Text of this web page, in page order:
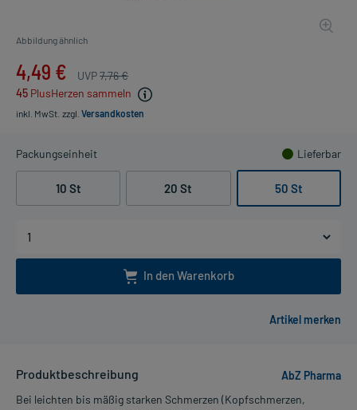
Abbildung ähnlich
4,49 € UVP7,76 €
45 PlusHerzen sammeln
inkl. MwSt. zzgl. Versandkosten
Packungseinheit Lieferbar
10 St 20 St 50 St
In den Warenkorb
Produktbeschreibung
AbZ Pharma
Bei leichten bis mäßig starken Schmerzen (Kopfschmerzen,